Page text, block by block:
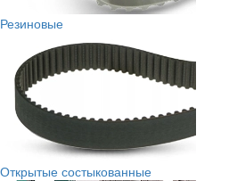
Резиновые
Открытые состыкованные